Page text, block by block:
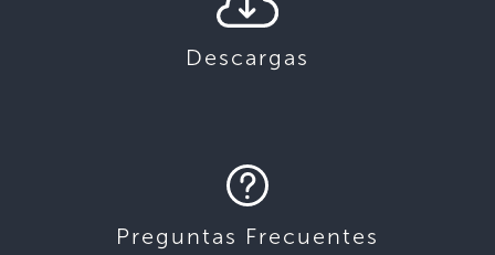
Descargas
Preguntas Frecuentes